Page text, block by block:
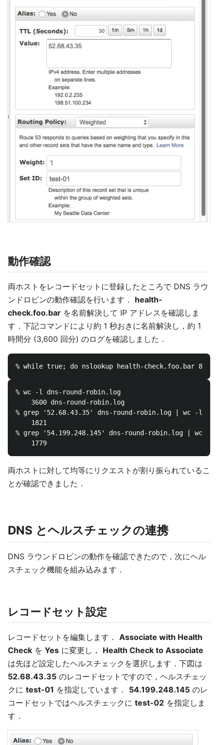
動作確認
両ホストをレコードセットに登録したところで DNS ラウ
ンドロビンの動作確認を行います． health-
check.foo.bar を名前解決して IP アドレスを確認しま
す．下記コマンドにより約 1 秒おきに名前解決し，約 1
時間分 (3,600 回分) のログを確認しました．
% wc -l dns-round-robin.log
    3600 dns-round-robin.log
% grep '52.68.43.35' dns-round-robin.log | wc -l
    1821
% grep '54.199.248.145' dns-round-robin.log | wc -l
両ホストに対して均等にリクエストが割り振られているこ
とが確認できました．
DNS とヘルスチェックの連携
DNS ラウンドロビンの動作を確認できたので，次にヘル
スチェック機能を組み込みます．
レコードセット設定
レコードセットを編集します． Associate with Health
Check を Yes に変更し， Health Check to Associate
は先ほど設定したヘルスチェックを選択します．下図は
52.68.43.35 のレコードセットですので，ヘルスチェッ
クに test-01 を指定しています． 54.199.248.145 のレ
コードセットではヘルスチェックに test-02 を指定しま
す．